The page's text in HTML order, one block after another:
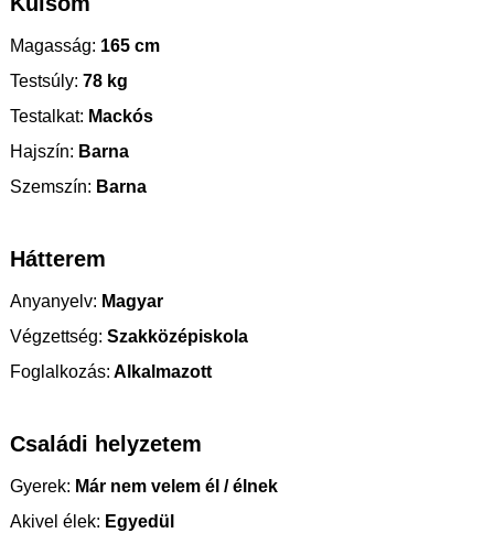
Magasság: 165 cm
Testsúly: 78 kg
Testalkat: Mackós
Hajszín: Barna
Szemszín: Barna
Hátterem
Anyanyelv: Magyar
Végzettség: Szakközépiskola
Foglalkozás: Alkalmazott
Családi helyzetem
Gyerek: Már nem velem él / élnek
Akivel élek: Egyedül